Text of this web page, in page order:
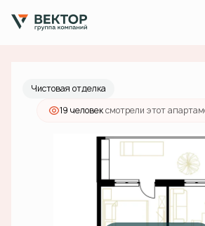
1-комнатный
Ипотекаот 64 471 руб./мес.
Чистовая отделка
19 человексмотрели этот